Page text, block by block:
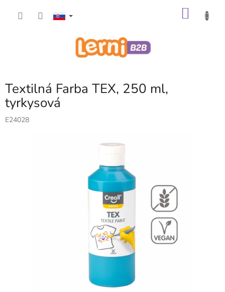
Textilná Farba TEX, 250 ml,
tyrkysová
E24028